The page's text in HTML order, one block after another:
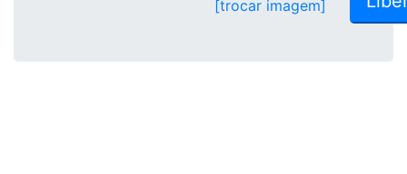
[trocar imagem]